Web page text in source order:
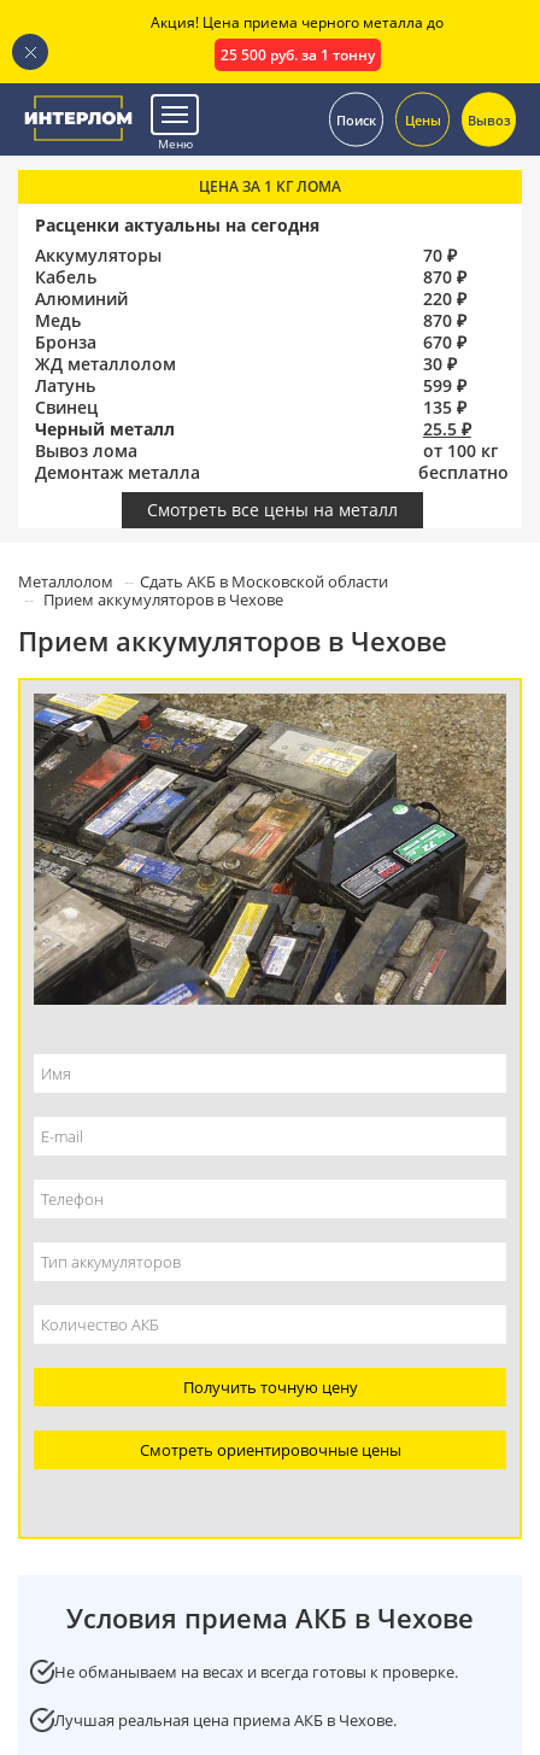
Меню
Поиск Цены Вывоз
ЦЕНА ЗА 1 КГ ЛОМА
Расценки актуальны на сегодня
Аккумуляторы
70 ₽
Кабель
870 ₽
Алюминий
220 ₽
Медь
870 ₽
Бронза
670 ₽
ЖД металлолом
30 ₽
Латунь
599 ₽
Свинец
135 ₽
Черный металл
25.5 ₽
Вывоз лома
от 100 кг
Демонтаж металла
бесплатно
Смотреть все цены на металл
Металлолом
Сдать АКБ в Московской области
Прием аккумуляторов в Чехове
Прием аккумуляторов в Чехове
Получить точную цену
Смотреть ориентировочные цены
Условия приема АКБ в Чехове
Не обманываем на весах и всегда готовы к проверке.
Лучшая реальная цена приема АКБ в Чехове.
Акция! Цена приема черного металла до
25 500 руб. за 1 тонну
.